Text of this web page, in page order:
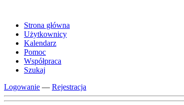
Strona główna
Użytkownicy
Kalendarz
Pomoc
Współpraca
Szukaj
Logowanie — Rejestracja